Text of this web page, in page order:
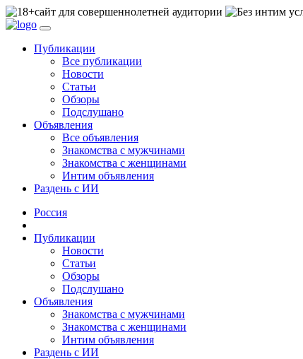
сайт для совершеннолетней аудитории
Публикации
Все публикации
Новости
Статьи
Обзоры
Подслушано
Объявления
Все объявления
Знакомства с мужчинами
Знакомства с женщинами
Интим объявления
Раздень с ИИ
Россия
Публикации
Новости
Статьи
Обзоры
Подслушано
Объявления
Знакомства с мужчинами
Знакомства с женщинами
Интим объявления
Раздень с ИИ